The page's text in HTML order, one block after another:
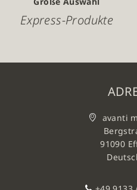
Express-Produkte
avanti
91090